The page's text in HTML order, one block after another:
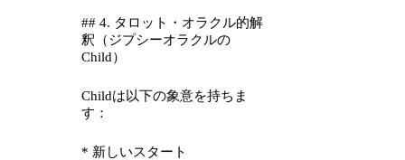
## 4. タロット・オラクル的解
釈（ジプシーオラクルの
Child）
Childは以下の象意を持ちま
す：
* 新しいスタート